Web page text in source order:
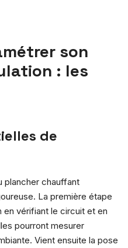
son
: les
de
plancher chauffant
La première étape
en vérifiant le circuit et en
pourront mesurer
Vient ensuite la pose